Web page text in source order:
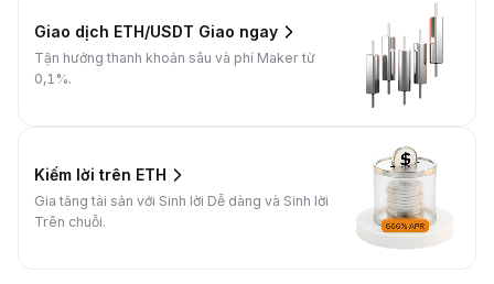
Giao dịch ETH/USDT Giao ngay
Tận hưởng thanh khoản sâu và phí Maker từ
0,1%.
Kiếm lời trên ETH
Gia tăng tài sản với Sinh lời Dễ dàng và Sinh lời
Trên chuỗi.